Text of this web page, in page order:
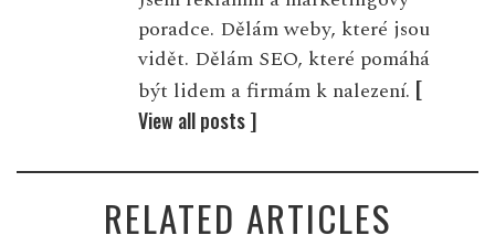
poradce. Dělám weby, které jsou
vidět. Dělám SEO, které pomáhá
být lidem a firmám k nalezení. [
View all posts ]
RELATED ARTICLES